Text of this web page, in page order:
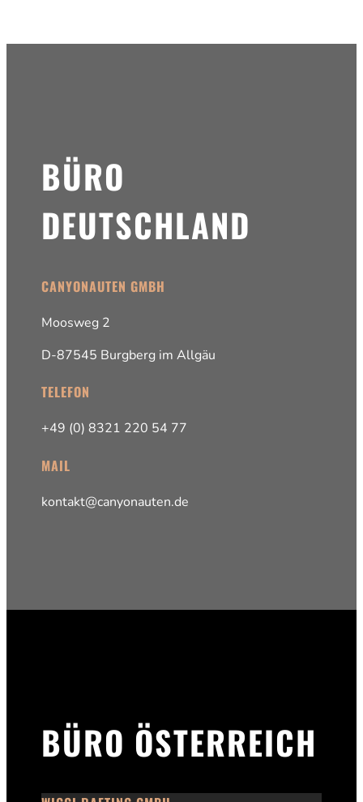
BÜRO
DEUTSCHLAND
CANYONAUTEN GMBH
Moosweg 2
D-87545 Burgberg im Allgäu
TELEFON
+49 (0) 8321 220 54 77
MAIL
kontakt@canyonauten.de
BÜRO ÖSTERREICH